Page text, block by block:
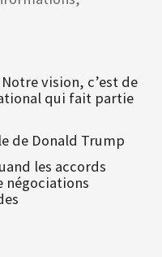
vision, c’est de
qui fait partie
de Donald Trump
les accords
négociations